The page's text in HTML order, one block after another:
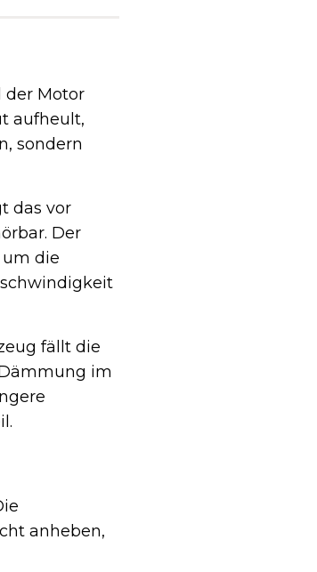
der Motor
aufheult,
sondern
das vor
Der
die
fällt die
im
anheben,